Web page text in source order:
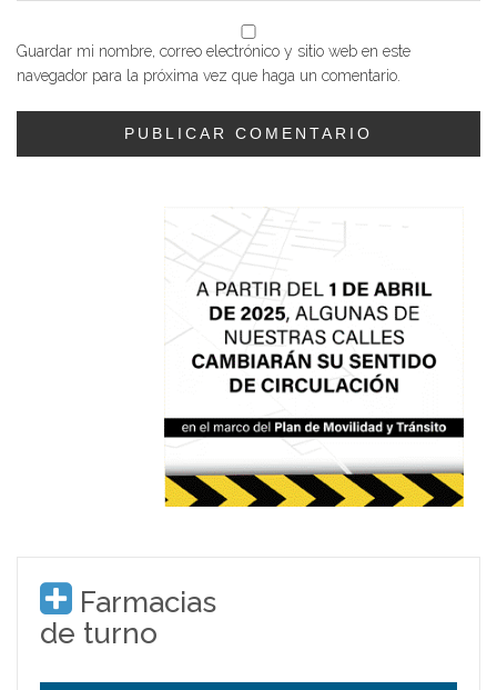
Guardar mi nombre, correo electrónico y sitio web en este
navegador para la próxima vez que haga un comentario.
Farmacias
de turno